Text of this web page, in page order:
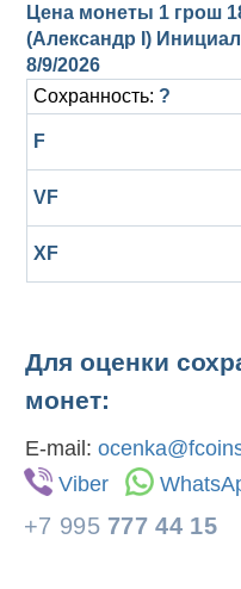
Цена монеты 1 грош
(Александр I)
8/9/2026
Сохранность: ?
F
VF
XF
Для оценки
монет:
E-mail:
Viber
+7 995 777 44 15